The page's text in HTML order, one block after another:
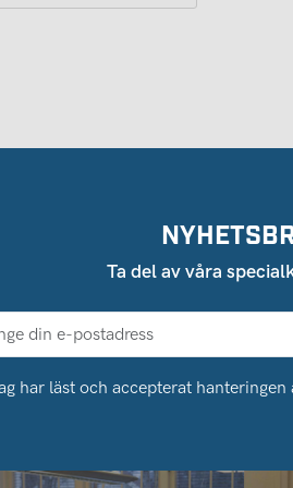
Ta del av våra
har läst och accepterat hanteringen